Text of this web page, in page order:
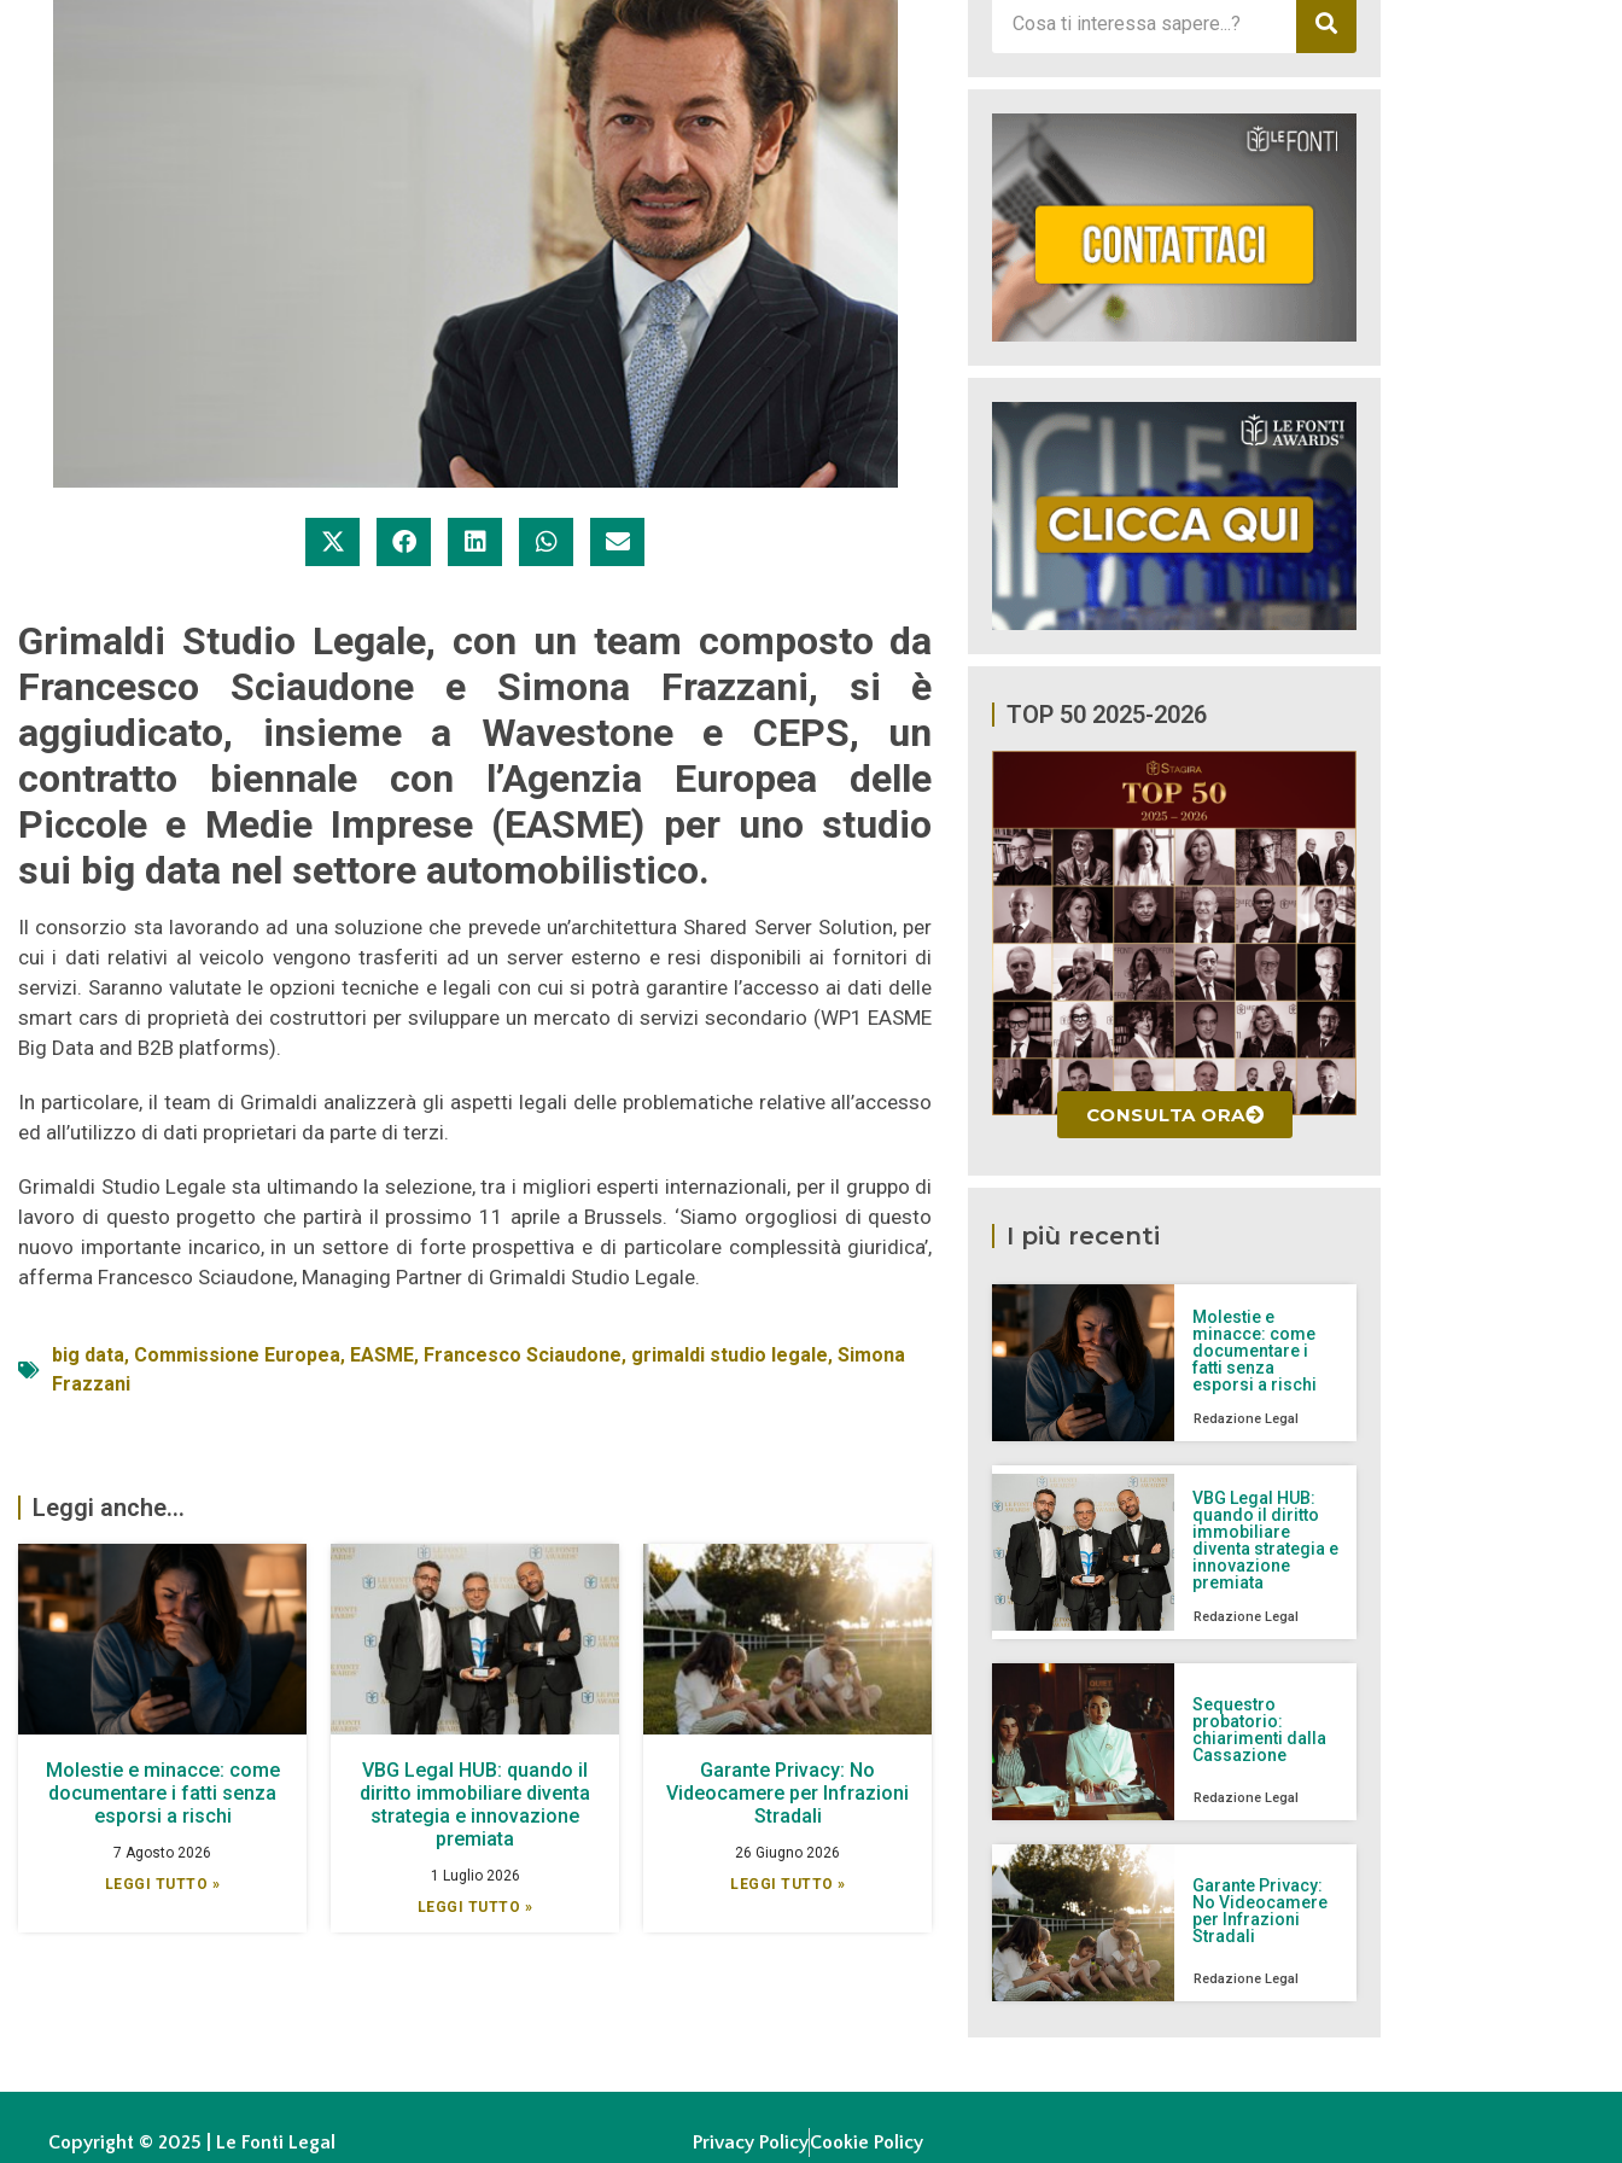
Grimaldi Studio Legale, con un team composto da
Francesco Sciaudone e Simona Frazzani, si è
aggiudicato, insieme a Wavestone e CEPS, un
contratto biennale con l’Agenzia Europea delle
Piccole e Medie Imprese (EASME) per uno studio
sui big data nel settore automobilistico.
Il consorzio sta lavorando ad una soluzione che prevede un’architettura Shared Server Solution, per
cui i dati relativi al veicolo vengono trasferiti ad un server esterno e resi disponibili ai fornitori di
servizi. Saranno valutate le opzioni tecniche e legali con cui si potrà garantire l’accesso ai dati delle
smart cars di proprietà dei costruttori per sviluppare un mercato di servizi secondario (WP1 EASME
Big Data and B2B platforms).
In particolare, il team di Grimaldi analizzerà gli aspetti legali delle problematiche relative all’accesso
ed all’utilizzo di dati proprietari da parte di terzi.
Grimaldi Studio Legale sta ultimando la selezione, tra i migliori esperti internazionali, per il gruppo di
lavoro di questo progetto che partirà il prossimo 11 aprile a Brussels. ‘Siamo orgogliosi di questo
nuovo importante incarico, in un settore di forte prospettiva e di particolare complessità giuridica’,
afferma Francesco Sciaudone, Managing Partner di Grimaldi Studio Legale.
big data, Commissione Europea, EASME, Francesco Sciaudone, grimaldi studio legale, Simona
Frazzani
Leggi anche...
Molestie e minacce: come
documentare i fatti senza
esporsi a rischi
7 Agosto 2026
LEGGI TUTTO »
VBG Legal HUB: quando il
diritto immobiliare diventa
strategia e innovazione
premiata
1 Luglio 2026
LEGGI TUTTO »
Garante Privacy: No
Videocamere per Infrazioni
Stradali
26 Giugno 2026
LEGGI TUTTO »
TOP 50 2025-2026
CONSULTA ORA
I più recenti
Molestie e
minacce: come
documentare i
fatti senza
esporsi a rischi
Redazione Legal
VBG Legal HUB:
quando il diritto
immobiliare
diventa strategia e
innovazione
premiata
Redazione Legal
Sequestro
probatorio:
chiarimenti dalla
Cassazione
Redazione Legal
Garante Privacy:
No Videocamere
per Infrazioni
Stradali
Redazione Legal
Copyright © 2025 | Le Fonti Legal Privacy PolicyCookie Policy